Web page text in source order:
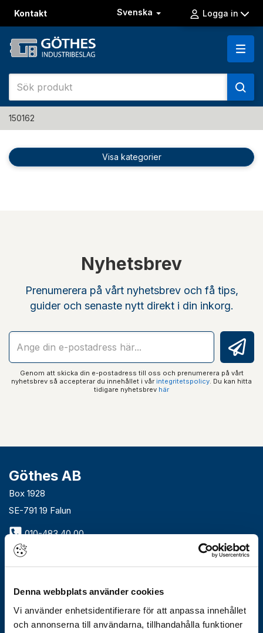
Denna webbplats använder cookies
Vi använder enhetsidentifierare för att anpassa innehållet
och annonserna till användarna, tillhandahålla funktioner
Kontakt Svenska Logga in
150162
Visa kategorier
Nyhetsbrev
Prenumerera på vårt nyhetsbrev och få tips,
guider och senaste nytt direkt i din inkorg.
Genom att skicka din e-postadress till oss och prenumerera på vårt
nyhetsbrev så accepterar du innehållet i vår integritetspolicy. Du kan hitta
tidigare nyhetsbrev här
Göthes AB
Box 1928
SE-791 19 Falun
010-483 40 00
info@gothes.se
Arbeta hos oss
Vårt erbjudande
Historik